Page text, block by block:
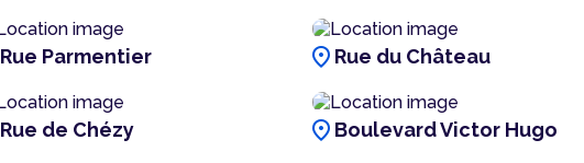
Rue Parmentier location_on Rue du Château
Rue de Chézy location_on Boulevard Victor Hugo